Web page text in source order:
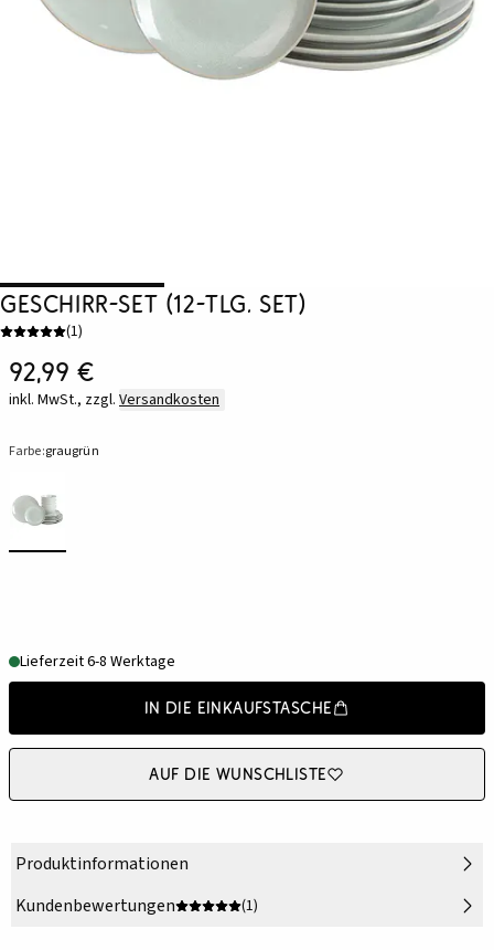
Geschirr-Set (12-tlg. Set)
(1)
92,99 €
inkl. MwSt., zzgl. Versandkosten
Farbe:graugrün
Lieferzeit 6-8 Werktage
In die Einkaufstasche
Auf die Wunschliste
Produktinformationen
Kundenbewertungen
(1)